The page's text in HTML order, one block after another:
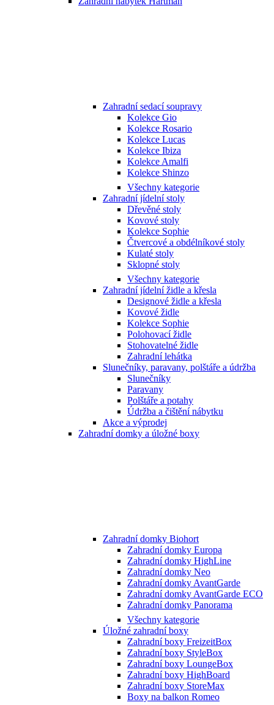
Zahradní sedací soupravy
Kolekce Gio
Kolekce Rosario
Kolekce Lucas
Kolekce Ibiza
Kolekce Amalfi
Kolekce Shinzo
Všechny kategorie
Zahradní jídelní stoly
Dřevěné stoly
Kovové stoly
Kolekce Sophie
Čtvercové a obdélníkové stoly
Kulaté stoly
Sklopné stoly
Všechny kategorie
Zahradní jídelní židle a křesla
Designové židle a křesla
Kovové židle
Kolekce Sophie
Polohovací židle
Stohovatelné židle
Zahradní lehátka
Slunečníky, paravany, polštáře a údržba
Slunečníky
Paravany
Polštáře a potahy
Údržba a čištění nábytku
Akce a výprodej
Zahradní domky a úložné boxy
Zahradní domky Biohort
Zahradní domky Europa
Zahradní domky HighLine
Zahradní domky Neo
Zahradní domky AvantGarde
Zahradní domky AvantGarde ECO
Zahradní domky Panorama
Všechny kategorie
Úložné zahradní boxy
Zahradní boxy FreizeitBox
Zahradní boxy StyleBox
Zahradní boxy LoungeBox
Zahradní boxy HighBoard
Zahradní boxy StoreMax
Boxy na balkon Romeo